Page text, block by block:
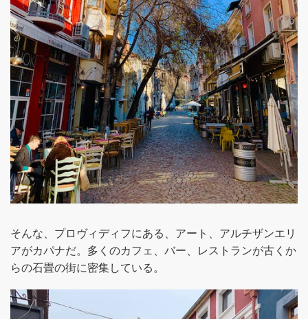
そんな、プロヴィディフにある、アート、アルチザンエリ
アがカパナだ。多くのカフェ、バー、レストランが古くか
らの石畳の街に密集している。